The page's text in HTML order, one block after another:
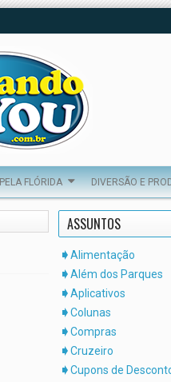
PELA FLÓRIDA DIVERSÃO E
ASSUNTOS
Alimentação
Além dos Parques
Aplicativos
Colunas
Compras
Cruzeiro
Cupons de